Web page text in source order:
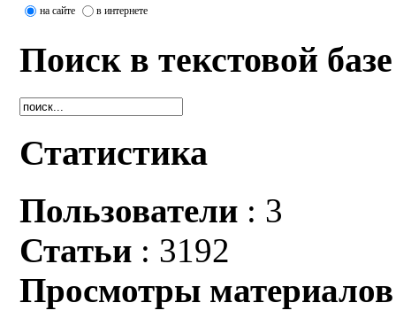
на сайте в интернете
Поиск в текстовой базе
Статистика
Пользователи : 3
Статьи : 3192
Просмотры материалов